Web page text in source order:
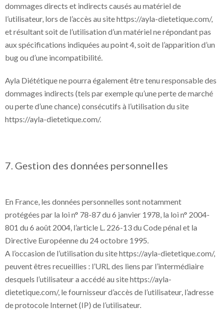
dommages directs et indirects causés au matériel de
l’utilisateur, lors de l’accès au site https://ayla-dietetique.com/,
et résultant soit de l’utilisation d’un matériel ne répondant pas
aux spécifications indiquées au point 4, soit de l’apparition d’un
bug ou d’une incompatibilité.
Ayla Diététique ne pourra également être tenu responsable des
dommages indirects (tels par exemple qu’une perte de marché
ou perte d’une chance) consécutifs à l’utilisation du site
https://ayla-dietetique.com/.
7. Gestion des données personnelles
En France, les données personnelles sont notamment
protégées par la loi n° 78-87 du 6 janvier 1978, la loi n° 2004-
801 du 6 août 2004, l’article L. 226-13 du Code pénal et la
Directive Européenne du 24 octobre 1995.
A l’occasion de l’utilisation du site https://ayla-dietetique.com/,
peuvent êtres recueillies : l’URL des liens par l’intermédiaire
desquels l’utilisateur a accédé au site https://ayla-
dietetique.com/, le fournisseur d’accès de l’utilisateur, l’adresse
de protocole Internet (IP) de l’utilisateur.